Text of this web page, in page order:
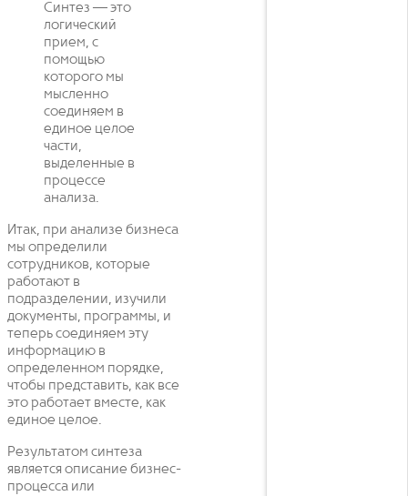
Синтез — это
логический
прием, с
помощью
которого мы
мысленно
соединяем в
единое целое
части,
выделенные в
процессе
анализа.
Итак, при анализе бизнеса
мы определили
сотрудников, которые
работают в
подразделении, изучили
документы, программы, и
теперь соединяем эту
информацию в
определенном порядке,
чтобы представить, как все
это работает вместе, как
единое целое.
Результатом синтеза
является описание бизнес-
процесса или